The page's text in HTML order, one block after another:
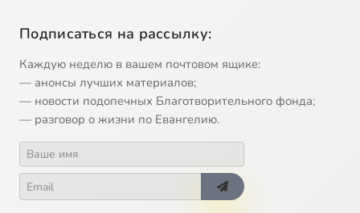
Подписаться на рассылку:
Каждую неделю в вашем почтовом ящике:
— анонсы лучших материалов;
— новости подопечных Благотворительного фонда;
— разговор о жизни по Евангелию.